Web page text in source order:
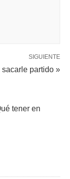
SIGUIENTE
partido »
tener en